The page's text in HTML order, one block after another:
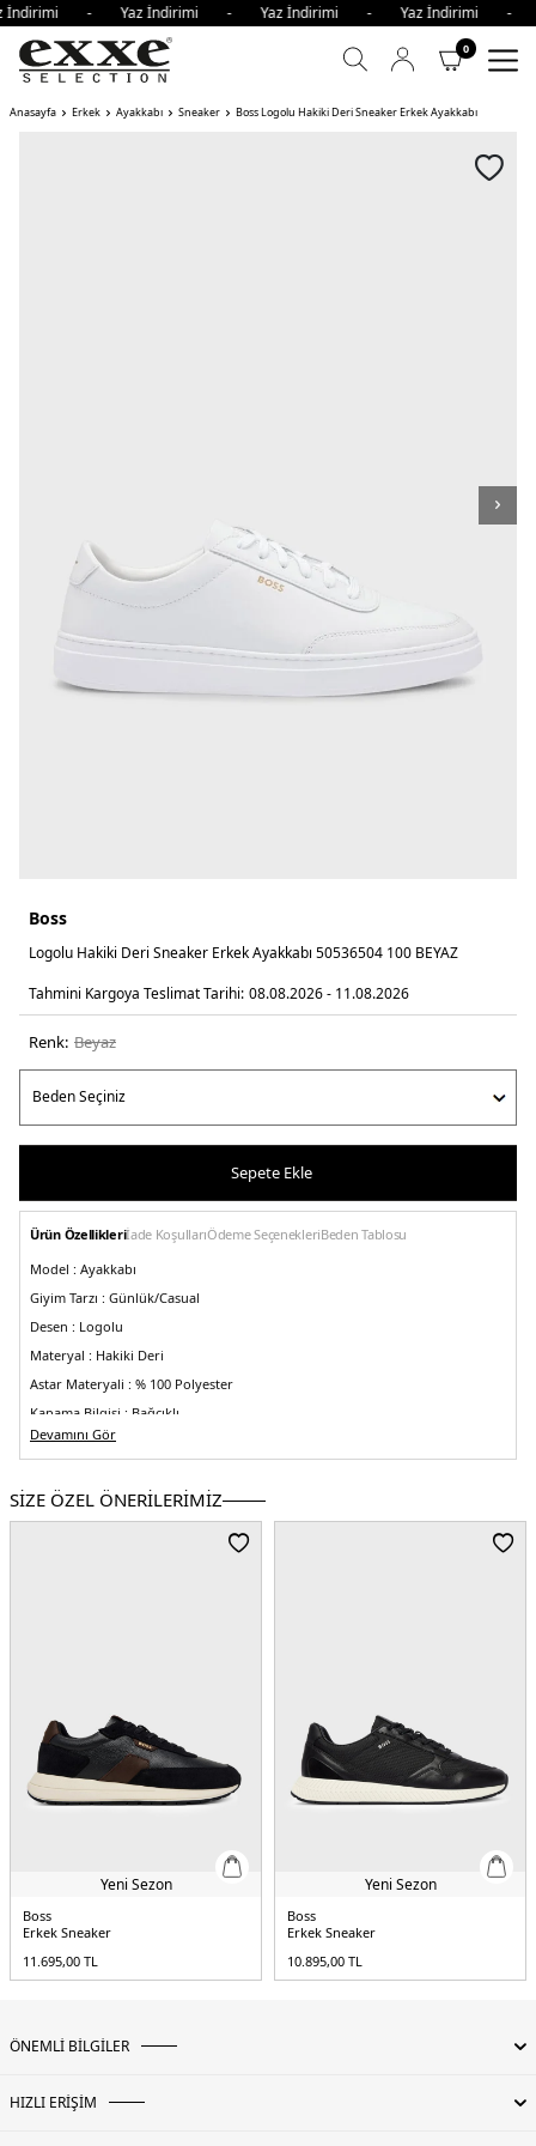
- Yaz İndirimi - Yaz İndirimi - Yaz
0
Anasayfa Erkek Ayakkabı Sneaker Boss Logolu Hakiki Deri Sneaker Erkek Ayakkabı
Boss
Logolu Hakiki Deri Sneaker Erkek Ayakkabı 50536504 100 BEYAZ
Tahmini Kargoya Teslimat Tarihi: 08.08.2026 - 11.08.2026
Renk: beyaz
Sepete Ekle
Ürün Özellikleriİade KoşullarıÖdeme SeçenekleriBeden Tablosu
Model : Ayakkabı
Giyim Tarzı : Günlük/Casual
Desen : Logolu
Materyal : Hakiki Deri
Astar Materyali : % 100 Polyester
Kapama Bilgisi : Bağcıklı
Taban Bilgisi :
5DY150536504100.25
Devamını Gör
SİZE ÖZEL ÖNERİLERİMİZ
Yeni Sezon
Boss
Erkek Sneaker
11.695,00 TL
Yeni Sezon
Boss
Erkek Sneaker
10.895,00 TL
ÖNEMLİ BİLGİLER
HIZLI ERİŞİM